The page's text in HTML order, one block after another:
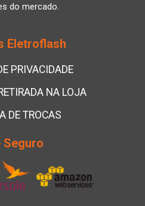
do mercado.
Eletroflash
PRIVACIDADE
NA LOJA
DE TROCAS
Seguro